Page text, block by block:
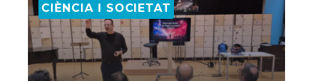
CIÈNCIA I SOCIETAT